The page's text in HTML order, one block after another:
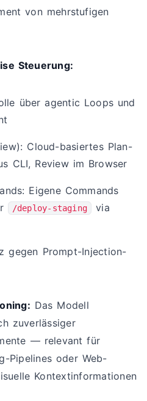
von mehrstufigen
Steuerung:
über agentic Loops und
Cloud-basiertes Plan-
CLI, Review im Browser
Eigene Commands
/deploy-staging
via
gegen Prompt-Injection-
Das Modell
zuverlässiger
— relevant für
Pipelines oder Web-
Kontextinformationen